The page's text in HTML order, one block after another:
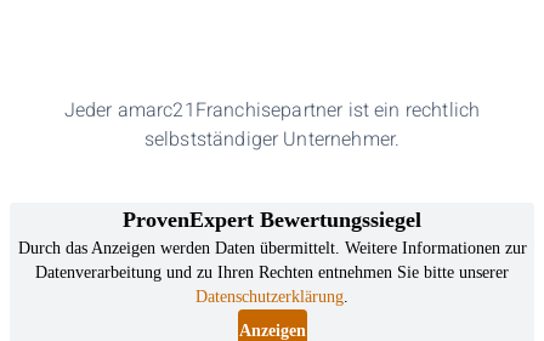
Jeder amarc21Franchisepartner ist ein rechtlich
selbstständiger Unternehmer.